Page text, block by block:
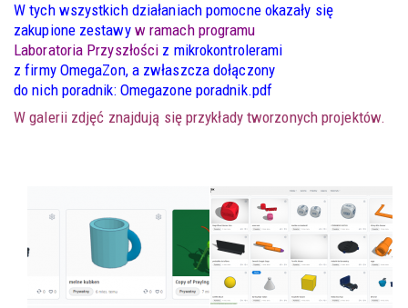
W tych wszystkich działaniach pomocne okazały się
zakupione zestawy w ramach programu
Laboratoria Przyszłości z mikrokontrolerami
z firmy OmegaZon, a zwłaszcza dołączony
do nich poradnik: Omegazone poradnik.pdf
W galerii zdjęć znajdują się przykłady tworzonych projektów.